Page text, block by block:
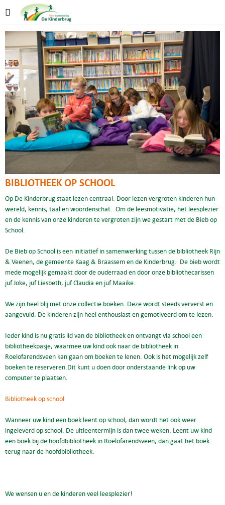
BIBLIOTHEEK OP SCHOOL
Op De Kinderbrug staat lezen centraal. Door lezen vergroten kinderen hun
wereld, kennis, taal en woordenschat. Om de leesmotivatie, het leesplezier
en de kennis van onze kinderen te vergroten zijn we gestart met de Bieb op
School.
De Bieb op School is een initiatief in samenwerking tussen de bibliotheek Rijn
& Veenen, de gemeente Kaag & Braassem en de Kinderbrug. De bieb wordt
mede mogelijk gemaakt door de ouderraad en door onze bibliothecarissen
juf Joke, juf Liesbeth, juf Claudia en juf Maaike.
We zijn heel blij met onze collectie boeken. Deze wordt steeds ververst en
aangevuld. De kinderen zijn heel enthousiast en gemotiveerd om te lezen.
Ieder kind is nu gratis lid van de bibliotheek en ontvangt via school een
bibliotheekpasje, waarmee uw kind ook naar de bibliotheek in
Roelofarendsveen kan gaan om boeken te lenen. Ook is het mogelijk zelf
boeken te reserveren.Dit kunt u doen door onderstaande link op uw
computer te plaatsen.
Bibliotheek op school
Wanneer uw kind een boek leent op school, dan wordt het ook weer
ingeleverd op school. De uitleentermijn is dan twee weken. Leent uw kind
een boek bij de hoofdbibliotheek in Roelofarendsveen, dan gaat het boek
terug naar de hoofdbibliotheek.
We wensen u en de kinderen veel leesplezier!